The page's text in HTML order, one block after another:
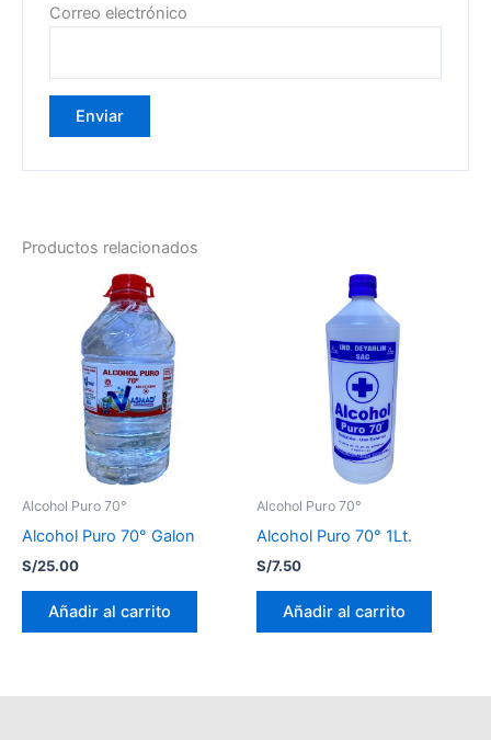
Correo electrónico
Productos relacionados
Alcohol Puro 70°
Alcohol Puro 70° Galon
S/25.00
Añadir al carrito
Alcohol Puro 70°
Alcohol Puro 70° 1Lt.
S/7.50
Añadir al carrito